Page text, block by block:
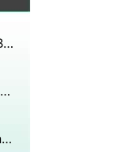
Hvordan jeg Renhet Har en Dog Bite på en menneskelig
Kan valpen din få rabies av en død mus?
Er det risiko for en hund til et annet kull etter c seksjon?